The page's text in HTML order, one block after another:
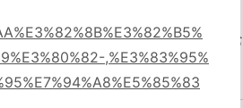
ルドフェスティバル』開催のお
,%E3%83%95%